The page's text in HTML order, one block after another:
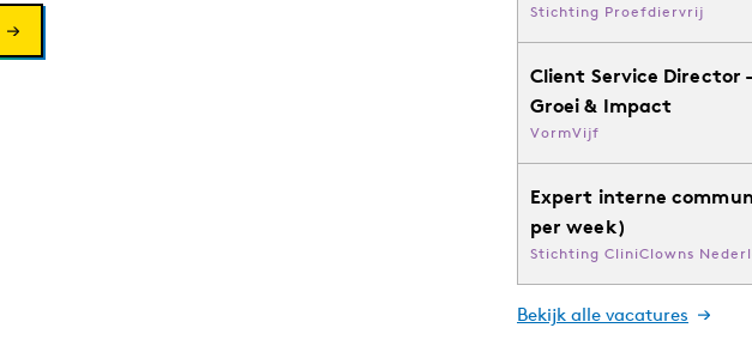
Stichting Proefdiervrij
Client Service Director
Groei & Impact
VormVijf
Expert interne
per week)
Stichting CliniClowns
Bekijk alle vacatures